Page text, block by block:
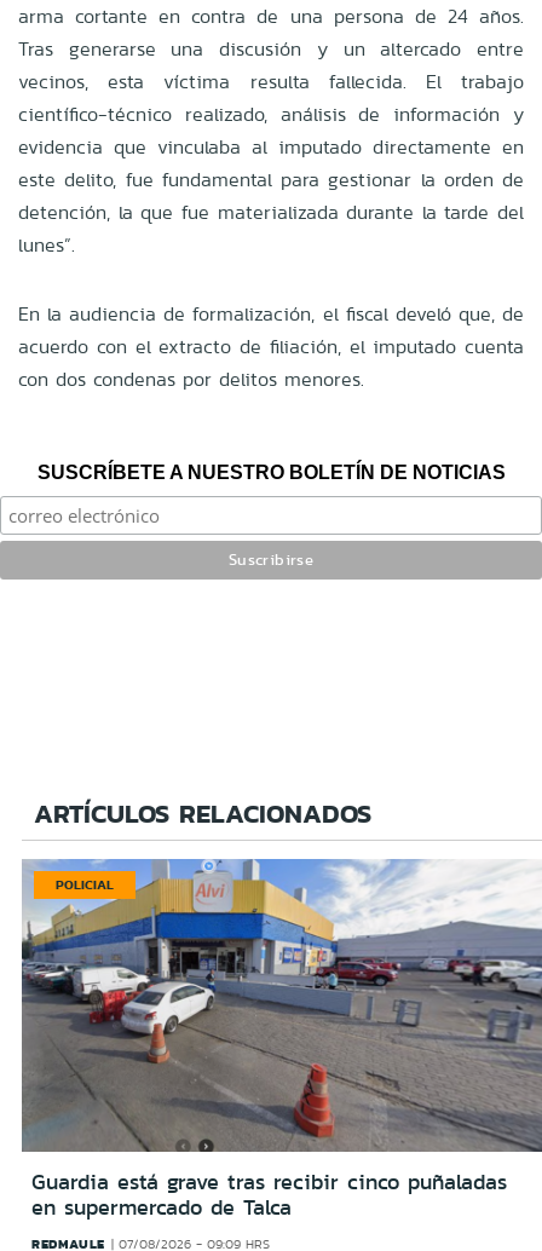
arma cortante en contra de una persona de 24 años.
Tras generarse una discusión y un altercado entre
vecinos, esta víctima resulta fallecida. El trabajo
científico-técnico realizado, análisis de información y
evidencia que vinculaba al imputado directamente en
este delito, fue fundamental para gestionar la orden de
detención, la que fue materializada durante la tarde del
lunes”.
En la audiencia de formalización, el fiscal develó que, de
acuerdo con el extracto de filiación, el imputado cuenta
con dos condenas por delitos menores.
SUSCRÍBETE A NUESTRO BOLETÍN DE NOTICIAS
ARTÍCULOS RELACIONADOS
POLICIAL
Guardia está grave tras recibir cinco puñaladas
en supermercado de Talca
REDMAULE 07/08/2026 - 09:09 HRS